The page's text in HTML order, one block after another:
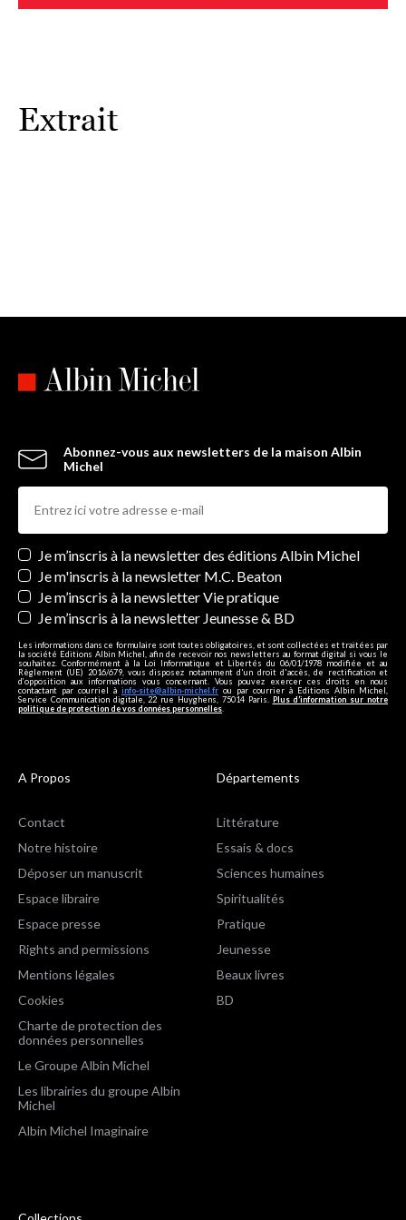
Extrait
Abonnez-vous aux newsletters de la maison Albin
Michel
Newsletters
Je m’inscris à la newsletter des éditions Albin Michel
Je m'inscris à la newsletter M.C. Beaton
Je m’inscris à la newsletter Vie pratique
Je m’inscris à la newsletter Jeunesse & BD
Les informations dans ce formulaire sont toutes obligatoires, et sont collectées et traitées par
la société Editions Albin Michel, afin de recevoir nos newsletters au format digital si vous le
souhaitez. Conformément à la Loi Informatique et Libertés du 06/01/1978 modifiée et au
Règlement (UE) 2016/679, vous disposez notamment d'un droit d'accès, de rectification et
d’opposition aux informations vous concernant. Vous pouvez exercer ces droits en nous
contactant par courriel à info-site@albin-michel.fr ou par courrier à Editions Albin Michel,
Service Communication digitale, 22 rue Huyghens, 75014 Paris. Plus d’information sur notre
politique de protection de vos données personnelles
A Propos
Contact
Notre histoire
Déposer un manuscrit
Espace libraire
Espace presse
Rights and permissions
Mentions légales
Cookies
Charte de protection des
données personnelles
Le Groupe Albin Michel
Les librairies du groupe Albin
Michel
Albin Michel Imaginaire
Départements
Littérature
Essais & docs
Sciences humaines
Spiritualités
Pratique
Jeunesse
Beaux livres
BD